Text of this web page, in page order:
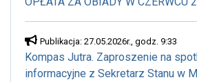
Publikacja: 27.05.2026r., godz. 9:33
Kompas Jutra. Zaproszenie na
informacyjne z Sekretarz Stanu w